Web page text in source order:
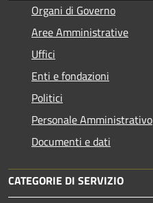
Organi di Governo
Aree Amministrative
Uffici
Enti e fondazioni
Politici
Personale Amministrativo
Documenti e dati
CATEGORIE DI SERVIZIO